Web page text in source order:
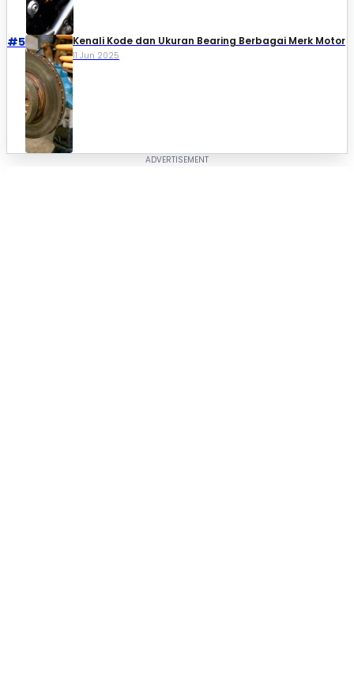
#5 Kenali Kode dan Ukuran Bearing Berbagai Merk Motor
11 Jun 2025